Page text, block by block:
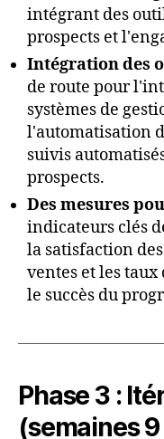
intégrant des
prospects et
Intégration des
de route pour
systèmes de
l'automatisation
suivis
prospects.
Des mesures
indicateurs clés
la satisfaction
ventes et les
le succès du
Phase 3 :
(semaines 9